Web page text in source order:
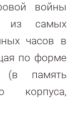
войны
из самых
часов в
по форме
(в память
корпуса,